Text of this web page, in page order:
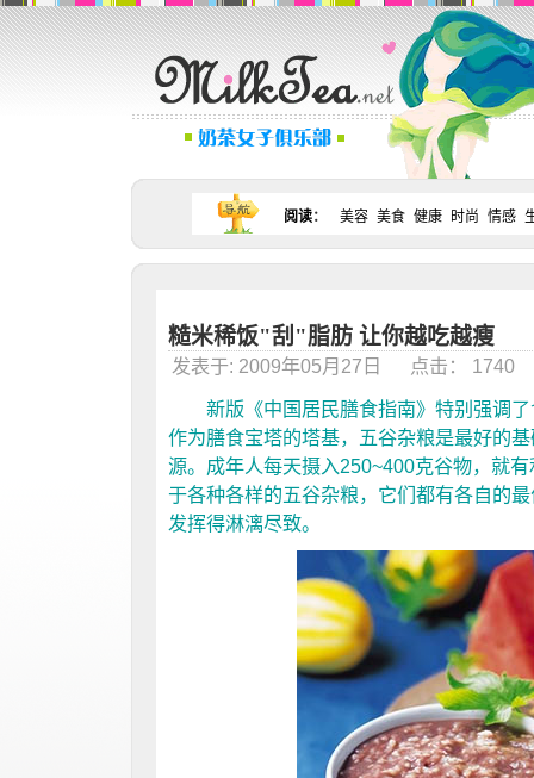
阅读： 美容 美食 健康 时尚 情感
糙米稀饭"刮"脂肪 让你越吃越瘦
发表于: 2009年05月27日 点击： 1740
新版《中国居民膳食指南》特别强调了
作为膳食宝塔的塔基，五谷杂粮是最好的
源。成年人每天摄入250~400克谷物，就
于各种各样的五谷杂粮，它们都有各自的
发挥得淋漓尽致。